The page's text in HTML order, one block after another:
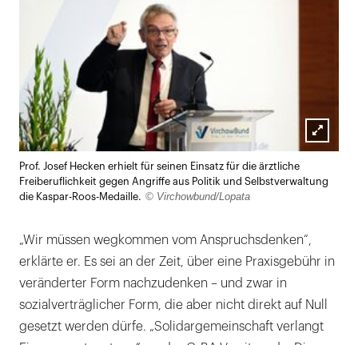
Prof. Josef Hecken erhielt für seinen Einsatz für die ärztliche
Freiberuflichkeit gegen Angriffe aus Politik und Selbstverwaltung
die Kaspar-Roos-Medaille. © Virchowbund/Lopata
„Wir müssen wegkommen vom Anspruchsdenken“,
erklärte er. Es sei an der Zeit, über eine Praxisgebühr in
veränderter Form nachzudenken – und zwar in
sozialverträglicher Form, die aber nicht direkt auf Null
gesetzt werden dürfe. „Solidargemeinschaft verlangt